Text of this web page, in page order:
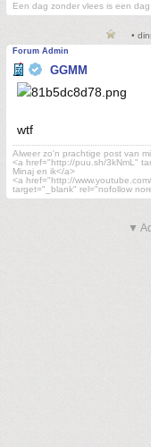
Een dag zonder vlees is een
•
Forum Admin
GGMM
wtf
Alweer zo'n prachtige post van
<a href="http://puu.sh/3kNmL"
Minaj en ik</a>
<a href="http://
target="_blank" rel="nofollow
▼